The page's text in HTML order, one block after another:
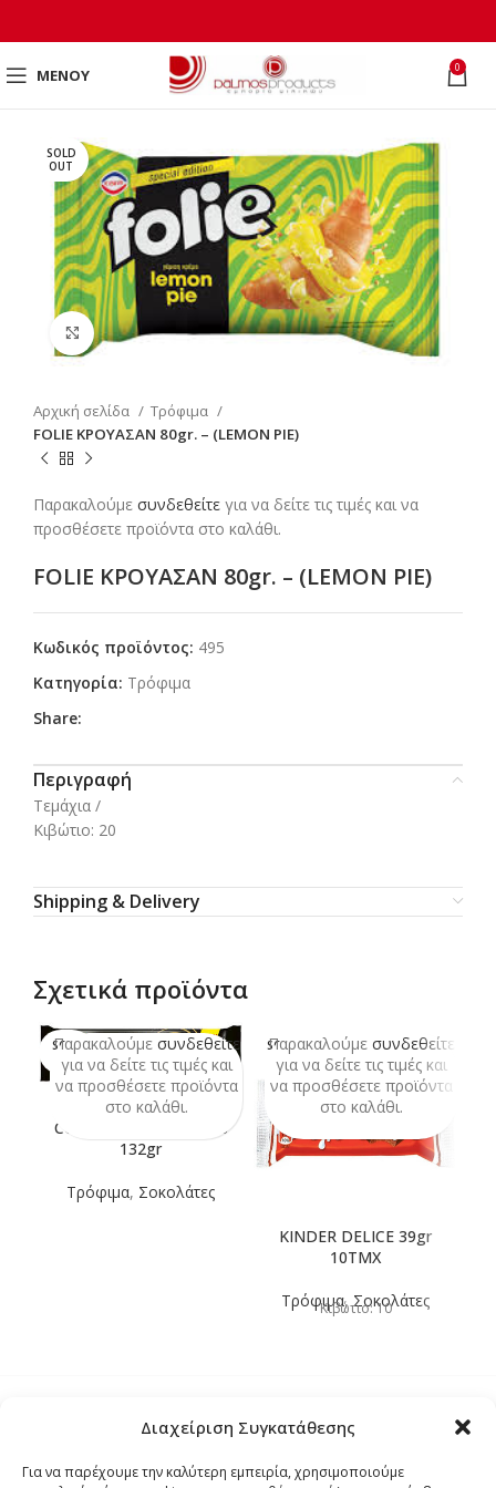
Διαχείριση Συγκατάθεσης
Για να παρέχουμε την καλύτερη εμπειρία, χρησιμοποιούμε
ΜΕΝΟΎ 0
SOLD
OUT
Click to enlarge
Αρχική σελίδα
Τρόφιμα
FOLIE ΚΡΟΥΑΣΑΝ 80gr. – (LEMON PIE)
Παρακαλούμε συνδεθείτε για να δείτε τις τιμές και να
προσθέσετε προϊόντα στο καλάθι.
FOLIE ΚΡΟΥΑΣΑΝ 80gr. – (LEMON PIE)
Κωδικός προϊόντος: 495
Κατηγορία: Τρόφιμα
Share:
Περιγραφή
Τεμάχια /
Κιβώτιο: 20
Shipping & Delivery
Σχετικά προϊόντα
SOLD
OUT
COOKIES CHOCO MARS
132gr
Τρόφιμα, Σοκολάτες
Παρακαλούμε συνδεθείτε
για να δείτε τις τιμές και
να προσθέσετε προϊόντα
στο καλάθι.
SOLD
OUT
KINDER DELICE 39gr
10TMX
Τρόφιμα,Σοκολάτες
Κιβώτιο: 10
Παρακαλούμε συνδεθείτε
για να δείτε τις τιμές και
να προσθέσετε προϊόντα
στο καλάθι.
Τρόποι Αποστολής